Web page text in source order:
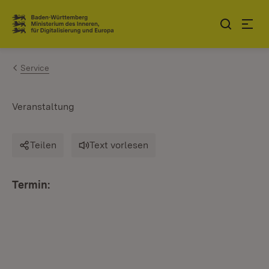
Zum Inhalt springen
Link zur Startseite
Service
Veranstaltung
Teilen Text vorlesen
Termin: